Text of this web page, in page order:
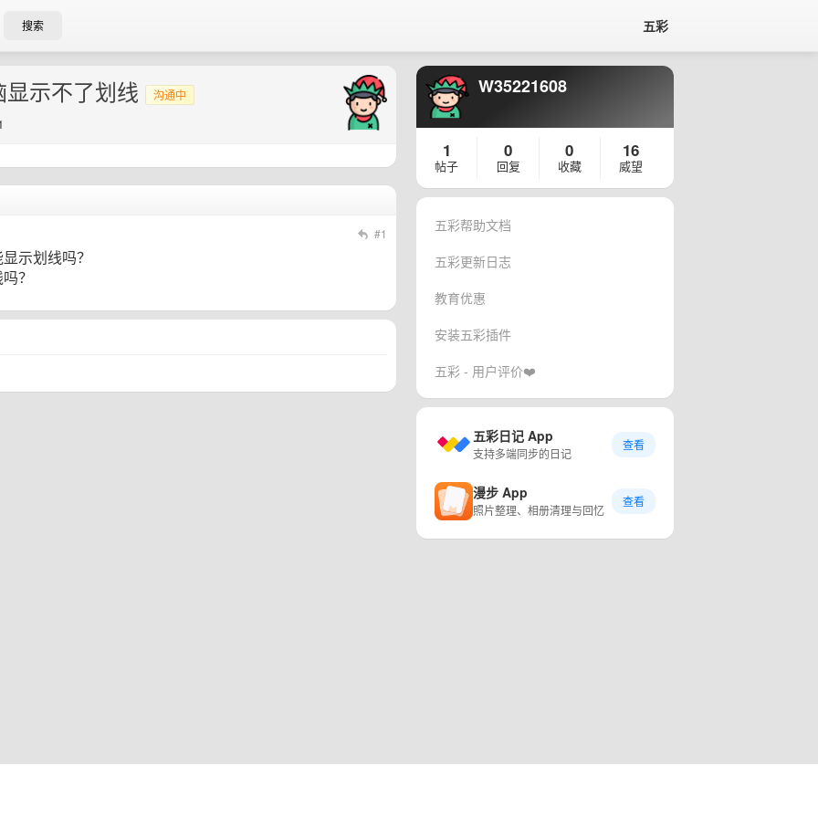
搜索 五彩
示不了划线
沟通中
#1
示划线吗？
？
W35221608
1
帖子
0
回复
0
收藏
16
威望
五彩帮助文档
五彩更新日志
教育优惠
安装五彩插件
五彩 - 用户评价❤️
五彩日记 App
支持多端同步的日记
查看
漫步 App
照片整理、相册清理与回忆
查看